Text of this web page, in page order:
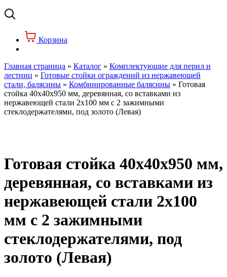
Корзина
Главная страница » Каталог » Комплектующие для перил и
лестниц » Готовые стойки ограждений из нержавеющей
стали, балясины » Комбинированные балясины » Готовая
стойка 40х40х950 мм, деревянная, со вставками из
нержавеющей стали 2х100 мм с 2 зажимными
стеклодержателями, под золото (Левая)
Готовая стойка 40х40х950 мм,
деревянная, со вставками из
нержавеющей стали 2х100
мм с 2 зажимными
стеклодержателями, под
золото (Левая)